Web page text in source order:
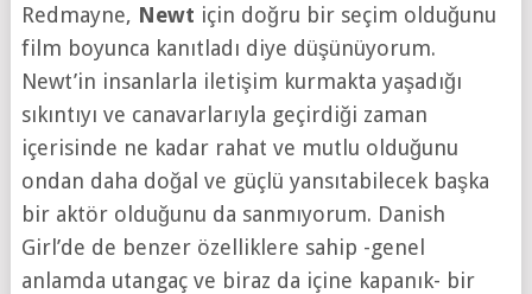
Redmayne, Newt için doğru bir seçim olduğunu
film boyunca kanıtladı diye düşünüyorum.
Newt’in insanlarla iletişim kurmakta yaşadığı
sıkıntıyı ve canavarlarıyla geçirdiği zaman
içerisinde ne kadar rahat ve mutlu olduğunu
ondan daha doğal ve güçlü yansıtabilecek başka
bir aktör olduğunu da sanmıyorum. Danish
Girl’de de benzer özelliklere sahip -genel
anlamda utangaç ve biraz da içine kapanık- bir